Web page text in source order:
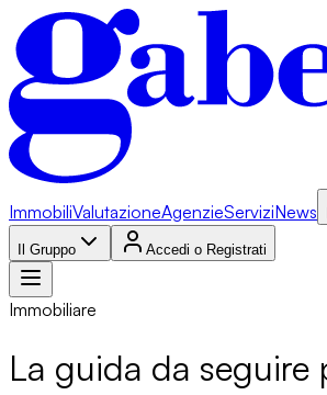
ImmobiliValutazioneAgenzieServiziNews
Il Gruppo Accedi o Registrati
Immobiliare
La guida da seguire